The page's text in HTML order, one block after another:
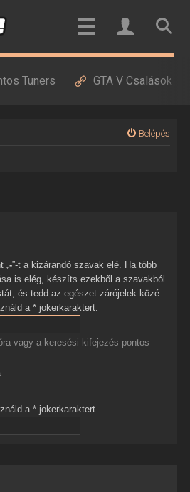
Tuners GTA V Csalások
Belépés
-”-t a kizárandó szavak elé. Ha több
is elég, készíts ezekből a szavakból
és tedd az egészet zárójelek közé.
a * jokerkaraktert.
vagy a keresési kifejezés pontos
a * jokerkaraktert.